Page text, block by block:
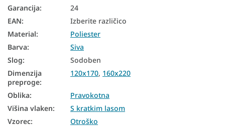
Garancija:
24
EAN:
Izberite različico
Material:
Poliester
Barva:
Siva
Slog:
Sodoben
Dimenzija
preproge:
120x170, 160x220
Oblika:
Pravokotna
Višina vlaken:
S kratkim lasom
Vzorec:
Otroško